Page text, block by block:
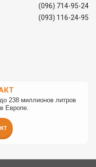
(096) 714-95-24
(093) 116-24-95
238 миллионов литров
Европе.